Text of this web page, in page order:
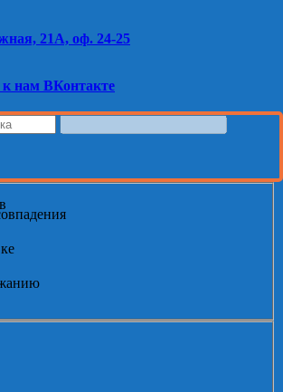
21А, оф. 24-25
к нам ВКонтакте